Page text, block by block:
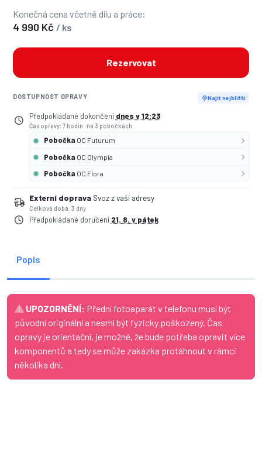
Konečná cena včetně dílu a práce:
4 990 Kč / ks
Rezervovat
DOSTUPNOST OPRAVY Najít nejbližší
Předpokládané dokončení dnes v 12:23
Čas opravy: 7 hodin · na 3 pobočkách
Pobočka OC Futurum
Pobočka OC Olympia
Pobočka OC Flora
Externí doprava Svoz z vaší adresy
Celková doba: 3 dny
Předpokládané doručení 21. 8. v pátek
Popis
UPOZORNĚNÍ: Přední fotoaparát v telefonu musí být
původní originální a nesmí být fyzicky poškozený. Čas
opravy je orientační, je možné, že bude potřeba opravit více
komponentů a tedy se může zakázka protáhnout v rámci
několika dní.